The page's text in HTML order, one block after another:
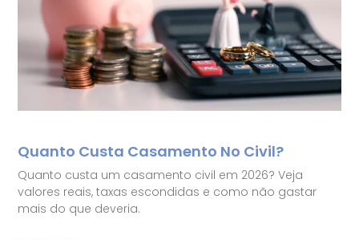
Quanto Custa Casamento No Civil?
Quanto custa um casamento civil em 2026? Veja
valores reais, taxas escondidas e como não gastar
mais do que deveria.